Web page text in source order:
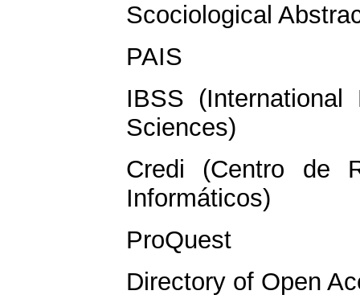
Scociological
PAIS
IBSS
Sciences)
Credi (Centro de
Informáticos)
ProQuest
Directory of Open